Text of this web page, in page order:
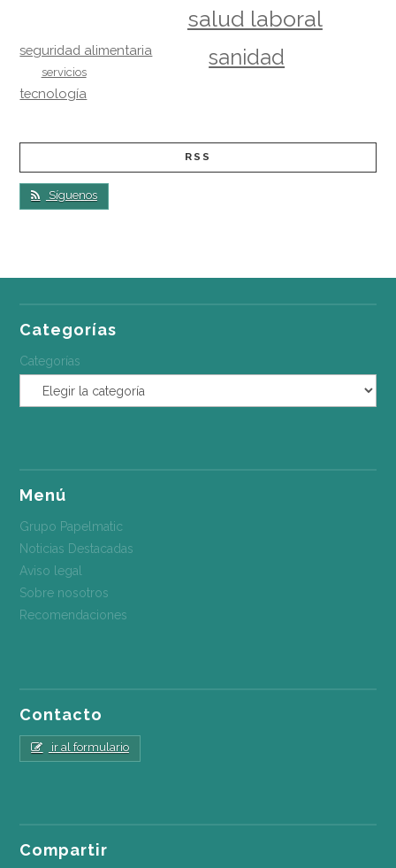
salud laboral
sanidad
seguridad alimentaria
servicios
tecnología
RSS
Síguenos
Categorías
Categorías
Menú
Grupo Papelmatic
Noticias Destacadas
Aviso legal
Sobre nosotros
Recomendaciones
Contacto
ir al formulario
Compartir